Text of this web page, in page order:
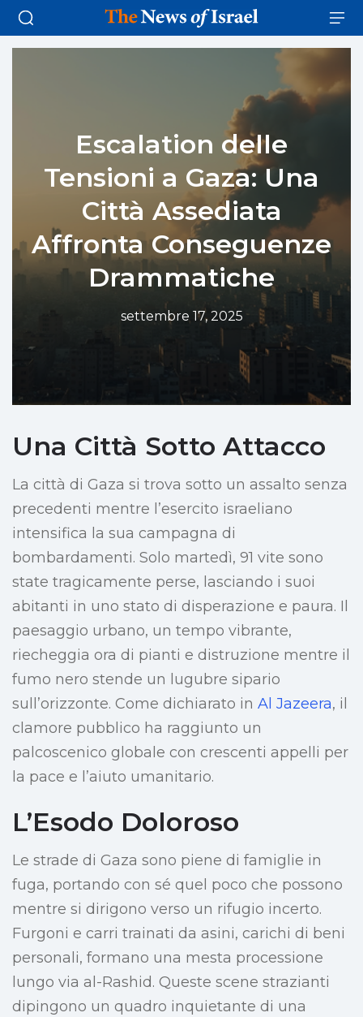
Escalation delle
Tensioni a Gaza: Una
Città Assediata
Affronta Conseguenze
Drammatiche
settembre 17, 2025
Una Città Sotto Attacco
La città di Gaza si trova sotto un assalto senza
precedenti mentre l’esercito israeliano
intensifica la sua campagna di
bombardamenti. Solo martedì, 91 vite sono
state tragicamente perse, lasciando i suoi
abitanti in uno stato di disperazione e paura. Il
paesaggio urbano, un tempo vibrante,
riecheggia ora di pianti e distruzione mentre il
fumo nero stende un lugubre sipario
sull’orizzonte. Come dichiarato in Al Jazeera, il
clamore pubblico ha raggiunto un
palcoscenico globale con crescenti appelli per
la pace e l’aiuto umanitario.
L’Esodo Doloroso
Le strade di Gaza sono piene di famiglie in
fuga, portando con sé quel poco che possono
mentre si dirigono verso un rifugio incerto.
Furgoni e carri trainati da asini, carichi di beni
personali, formano una mesta processione
lungo via al-Rashid. Queste scene strazianti
dipingono un quadro inquietante di una